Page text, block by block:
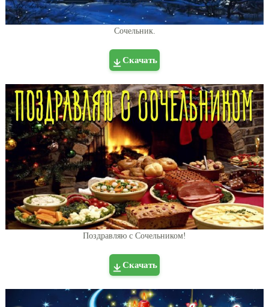
Сочельник.
Скачать
Поздравляю с Сочельником!
Скачать